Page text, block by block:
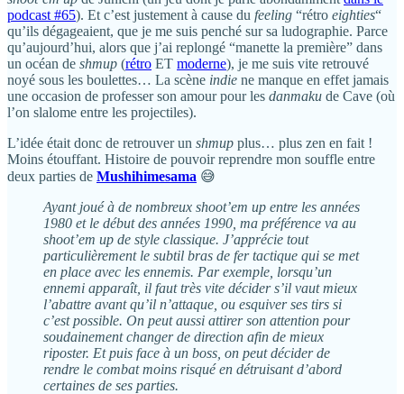
podcast #65). Et c’est justement à cause du feeling “rétro eighties“
qu’ils dégageaient, que je me suis penché sur sa ludographie. Parce
qu’aujourd’hui, alors que j’ai replongé “manette la première” dans
un océan de shmup (rétro ET moderne), je me suis vite retrouvé
noyé sous les boulettes… La scène indie ne manque en effet jamais
une occasion de professer son amour pour les danmaku de Cave (où
l’on slalome entre les projectiles).
L’idée était donc de retrouver un shmup plus… plus zen en fait !
Moins étouffant. Histoire de pouvoir reprendre mon souffle entre
deux parties de Mushihimesama 😅
Ayant joué à de nombreux shoot’em up entre les années
1980 et le début des années 1990, ma préférence va au
shoot’em up de style classique. J’apprécie tout
particulièrement le subtil bras de fer tactique qui se met
en place avec les ennemis. Par exemple, lorsqu’un
ennemi apparaît, il faut très vite décider s’il vaut mieux
l’abattre avant qu’il n’attaque, ou esquiver ses tirs si
c’est possible. On peut aussi attirer son attention pour
soudainement changer de direction afin de mieux
riposter. Et puis face à un boss, on peut décider de
rendre le combat moins risqué en détruisant d’abord
certaines de ses parties.